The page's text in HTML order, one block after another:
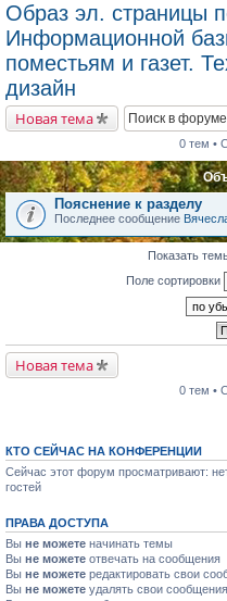
Образ эл. страницы
Информационной
поместьям и газет.
дизайн
Новая тема
0 тем •
Пояснение к разделу
Последнее сообщение
Показать
Поле сортировки
Новая тема
0 тем •
КТО СЕЙЧАС НА КОНФЕРЕНЦИИ
Сейчас этот форум просматривают:
гостей
ПРАВА ДОСТУПА
Вы не можете начинать темы
Вы не можете отвечать на сообщения
Вы не можете редактировать свои
Вы не можете удалять свои сообщения